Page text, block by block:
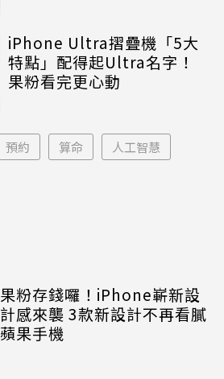
iPhone Ultra摺疊機「5大
特點」配得起Ultra名字！
果粉看完更心動
預約 算命 人工智慧
果粉存錢囉！iPhone嶄新設
計感來襲 3款新設計不再看膩
蘋果手機